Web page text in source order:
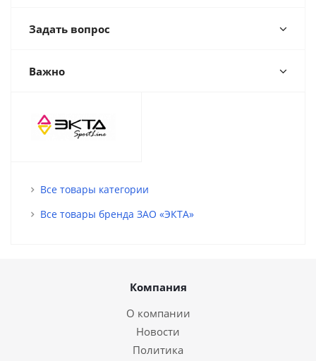
Задать вопрос
Важно
Все товары категории
Все товары бренда ЗАО «ЭКТА»
Компания
О компании
Новости
Политика